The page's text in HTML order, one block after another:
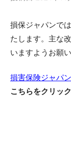
損保ジャパンで
たします。主な
いますようお願
損害保険ジャパ
こちらをクリック